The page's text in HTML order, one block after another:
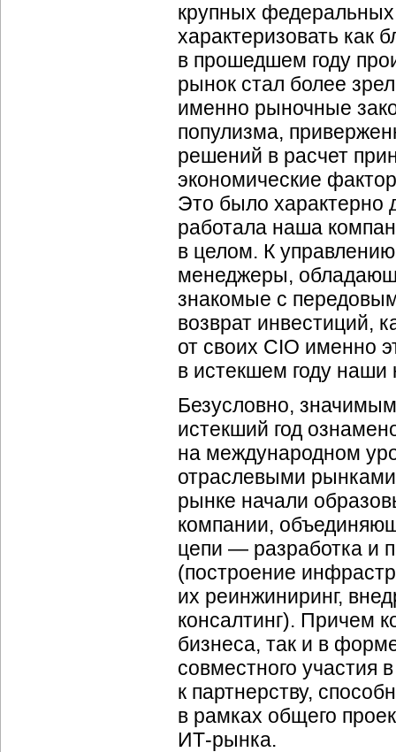
крупных федеральных
характеризовать как
в прошедшем году
рынок стал более
именно рыночные
популизма,
решений в расчет
экономические
Это было характерно
работала наша
в целом. К
менеджеры,
знакомые с
возврат инвестиций,
от своих CIO именно
в истекшем году наши
Безусловно,
истекший год
на международном
отраслевыми
рынке начали
компании,
цепи — разработка и
(построение
их реинжиниринг,
консалтинг). Причем
бизнеса, так и в
совместного участия
к партнерству,
в рамках общего
ИТ-рынка.